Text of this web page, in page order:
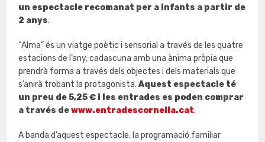
un espectacle recomanat per a infants a partir de
2 anys.
“Alma” és un viatge poètic i sensorial a través de les quatre
estacions de l’any, cadascuna amb una ànima pròpia que
prendrà forma a través dels objectes i dels materials que
s’anirà trobant la protagonista.Aquest espectacle té
un preu de 5,25 € i les entrades es poden comprar
a través dewww.entradescornella.cat.
A banda d’aquest espectacle, la programació familiar